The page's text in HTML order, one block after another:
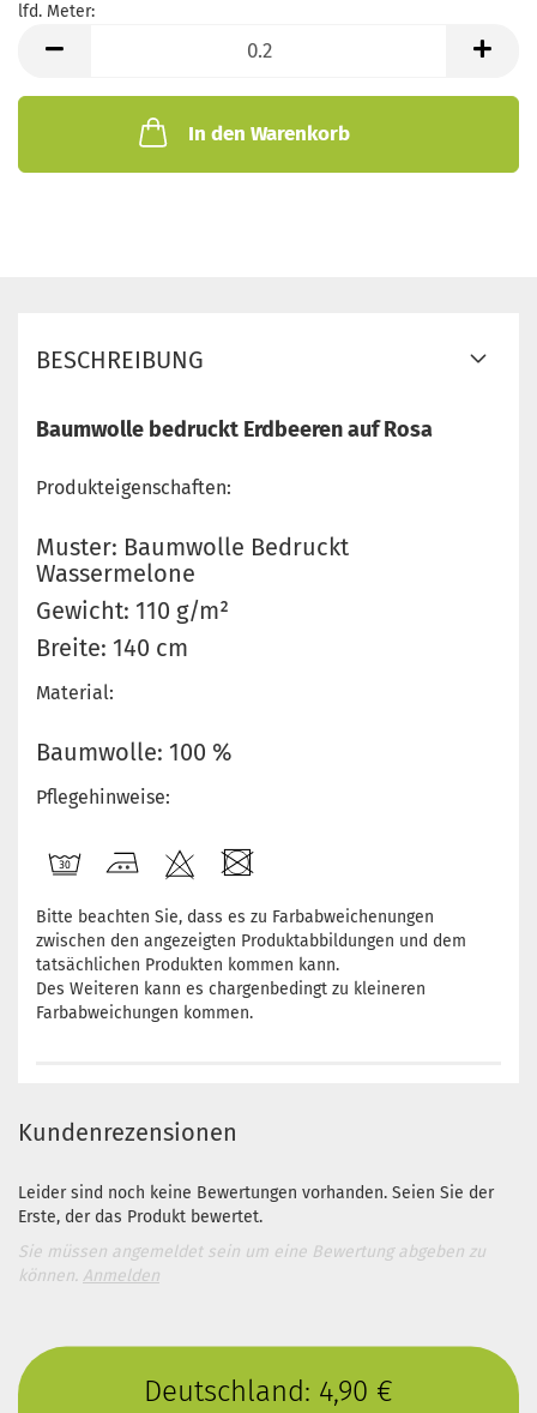
lfd. Meter:
Meter
In den Warenkorb
BESCHREIBUNG
Baumwolle bedruckt Erdbeeren auf Rosa
Produkteigenschaften:
Muster: Baumwolle Bedruckt
Wassermelone
Gewicht: 110 g/m²
Breite: 140 cm
Material:
Baumwolle: 100 %
Pflegehinweise:
Bitte beachten Sie, dass es zu Farbabweichenungen
zwischen den angezeigten Produktabbildungen und dem
tatsächlichen Produkten kommen kann.
Des Weiteren kann es chargenbedingt zu kleineren
Farbabweichungen kommen.
Kundenrezensionen
Leider sind noch keine Bewertungen vorhanden. Seien Sie der
Erste, der das Produkt bewertet.
Sie müssen angemeldet sein um eine Bewertung abgeben zu
können. Anmelden
Deutschland: 4,90 €